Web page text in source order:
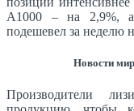
А1000 – на 2,9%,
подешевел за неделю
Новости
Производители